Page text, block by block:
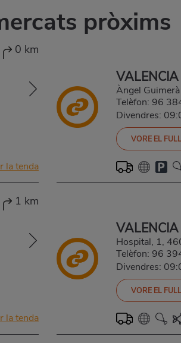
pròxims
0 km
la tenda
Àngel
Telèfon: 96
Divendres:
VORE EL
1 km
la tenda
Hospital, 1,
Telèfon: 96
Divendres:
VORE EL